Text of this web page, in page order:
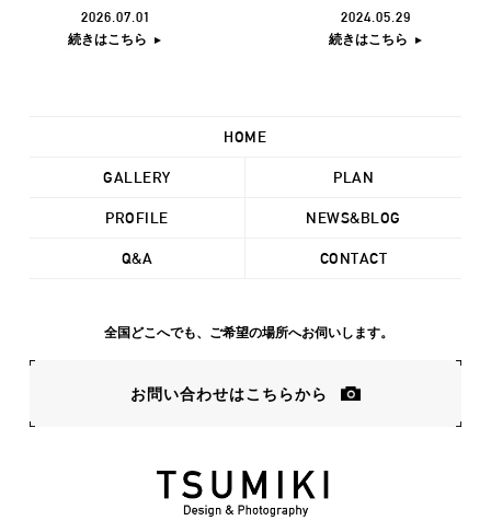
2026.07.01
続きはこちら
2024.05.29
続きはこちら
HOME
GALLERY PLAN
PROFILE NEWS&BLOG
Q&A CONTACT
全国どこへでも、ご希望の場所へお伺いします。
お問い合わせはこちらから